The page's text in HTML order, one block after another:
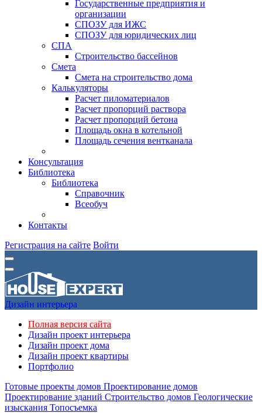
Государственные предприятия и
организации
СПОЗУ для ИЖС
СПОЗУ для юридических лиц
СПА
Строительство бассейнов
Смета
Смета на строительство дома
Калькуляторы
Расчет пиломатериалов
Расчет пропорций раствора
Расчет пропорций бетона
Площадь окна в котельной
Площадь сечения вентканала
Консультация
Библиотека
Библиотека
Справочник
Всеобуч
Контакты
Регистрация на сайте Войти
Дизайн интерьера
Полная версия сайта
Дизайн проект интерьера
Дизайн проект дома
Дизайн проект квартиры
Портфолио
Готовые проекты домов Проектирование домов
Проектирование зданий Строительство домов Геологические
изыскания Топосъемка